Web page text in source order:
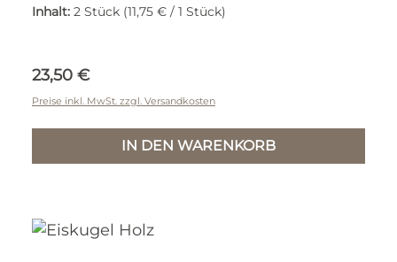
Inhalt: 2 Stück (11,75 € / 1 Stück)
Regulärer Preis:
23,50 €
Preise inkl. MwSt. zzgl. Versandkosten
IN DEN WARENKORB